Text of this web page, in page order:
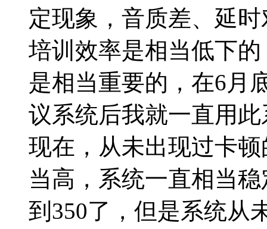
定现象，音质差、延
培训效率是相当低下
是相当重要的，在6月
议系统后我就一直用
现在，从未出现过卡
当高，系统一直相当
到350了，但是系统从